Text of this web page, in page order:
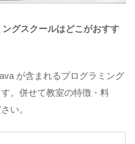
グスクールはどこがおすす
が含まれるプログラミング
。併せて教室の特徴・料
い。